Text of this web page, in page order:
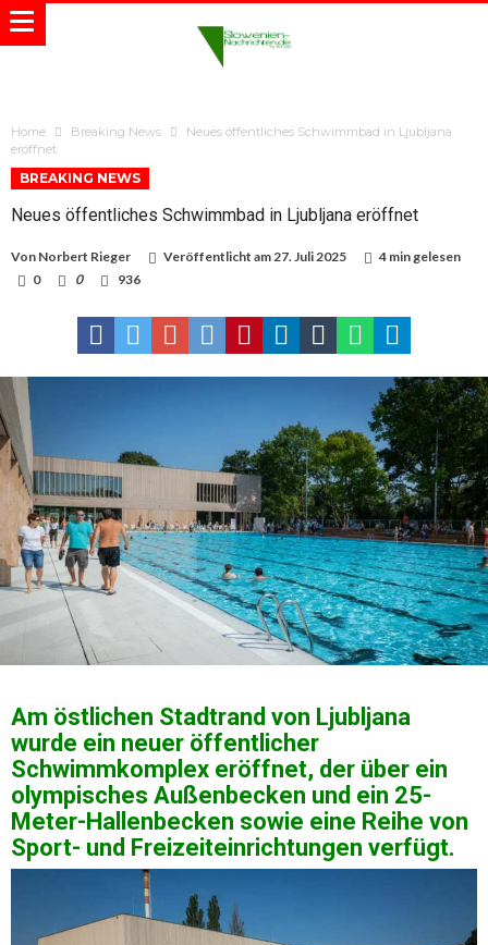
Home Breaking News
Neues öffentliches Schwimmbad in Ljubljana
eröffnet
BREAKING NEWS
Neues öffentliches Schwimmbad in Ljubljana eröffnet
Von Norbert Rieger Veröffentlicht am27. Juli 2025
4 min gelesen
0
0 936
Am östlichen Stadtrand von Ljubljana
wurde ein neuer öffentlicher
Schwimmkomplex eröffnet, der über ein
olympisches Außenbecken und ein 25-
Meter-Hallenbecken sowie eine Reihe von
Sport- und Freizeiteinrichtungen verfügt.